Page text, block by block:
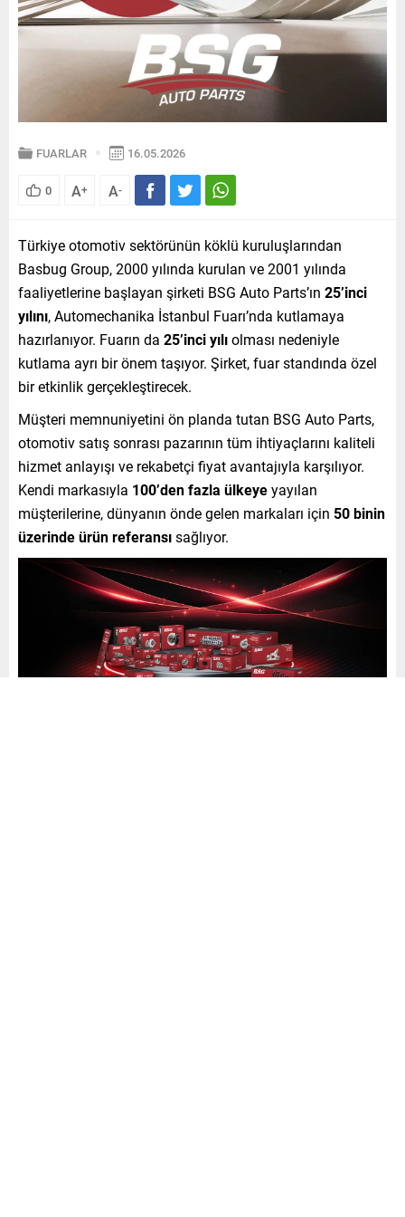
FUARLAR 16.05.2026
0 A+ A-
Türkiye otomotiv sektörünün köklü kuruluşlarından
Basbug Group, 2000 yılında kurulan ve 2001 yılında
faaliyetlerine başlayan şirketi BSG Auto Parts’ın 25’inci
yılını, Automechanika İstanbul Fuarı’nda kutlamaya
hazırlanıyor. Fuarın da 25’inci yılıolması nedeniyle
kutlama ayrı bir önem taşıyor. Şirket, fuar standında özel
bir etkinlik gerçekleştirecek.
Müşteri memnuniyetini ön planda tutan BSG Auto Parts,
otomotiv satış sonrası pazarının tüm ihtiyaçlarını kaliteli
hizmet anlayışı ve rekabetçi fiyat avantajıyla karşılıyor.
Kendi markasıyla 100’den fazla ülkeyeyayılan
müşterilerine, dünyanın önde gelen markaları için 50 binin
üzerinde ürün referansısağlıyor.